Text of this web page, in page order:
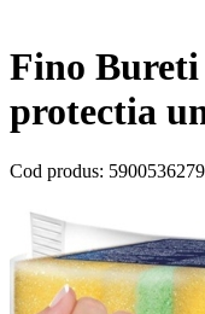
Fino Bureti
protectia
Cod produs: